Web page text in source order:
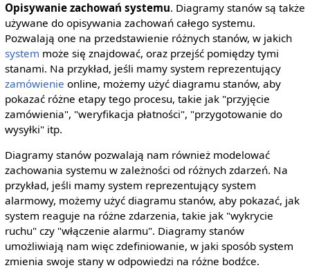
Opisywanie zachowań systemu. Diagramy stanów są także
używane do opisywania zachowań całego systemu.
Pozwalają one na przedstawienie różnych stanów, w jakich
system może się znajdować, oraz przejść pomiędzy tymi
stanami. Na przykład, jeśli mamy system reprezentujący
zamówienie online, możemy użyć diagramu stanów, aby
pokazać różne etapy tego procesu, takie jak "przyjęcie
zamówienia", "weryfikacja płatności", "przygotowanie do
wysyłki" itp.
Diagramy stanów pozwalają nam również modelować
zachowania systemu w zależności od różnych zdarzeń. Na
przykład, jeśli mamy system reprezentujący system
alarmowy, możemy użyć diagramu stanów, aby pokazać, jak
system reaguje na różne zdarzenia, takie jak "wykrycie
ruchu" czy "włączenie alarmu". Diagramy stanów
umożliwiają nam więc zdefiniowanie, w jaki sposób system
zmienia swoje stany w odpowiedzi na różne bodźce.